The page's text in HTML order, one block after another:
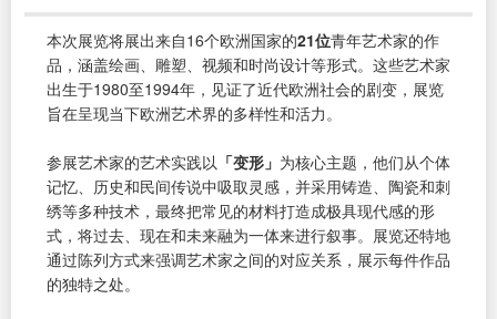
本次展览将展出来自16个欧洲国家的21位青年艺术家的作
品，涵盖绘画、雕塑、视频和时尚设计等形式。这些艺术家
出生于1980至1994年，见证了近代欧洲社会的剧变，展览
旨在呈现当下欧洲艺术界的多样性和活力。
参展艺术家的艺术实践以 「变形」 为核心主题，他们从个体
记忆、历史和民间传说中吸取灵感，并采用铸造、陶瓷和刺
绣等多种技术，最终把常见的材料打造成极具现代感的形
式，将过去、现在和未来融为一体来进行叙事。展览还特地
通过陈列方式来强调艺术家之间的对应关系，展示每件作品
的独特之处。